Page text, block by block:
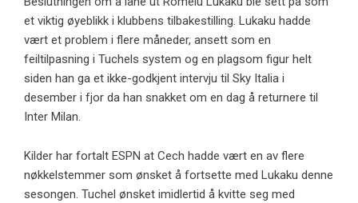
et viktig øyeblikk i klubbens tilbakestilling. Lukaku hadde
vært et problem i flere måneder, ansett som en
feiltilpasning i Tuchels system og en plagsom figur helt
siden han ga et ikke-godkjent intervju til Sky Italia i
desember i fjor da han snakket om en dag å returnere til
Inter Milan.
Kilder har fortalt ESPN at Cech hadde vært en av flere
nøkkelstemmer som ønsket å fortsette med Lukaku denne
sesongen. Tuchel ønsket imidlertid å kvitte seg med